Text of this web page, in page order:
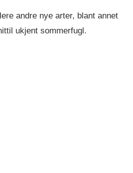
andre nye arter, blant annet
ukjent sommerfugl.